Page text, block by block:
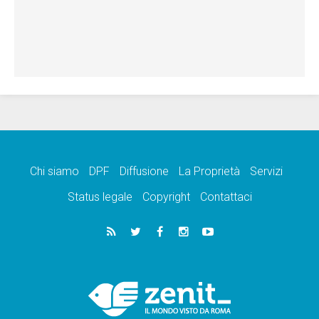
Chi siamo DPF Diffusione La Proprietà
Servizi
Status legale
Copyright Contattaci